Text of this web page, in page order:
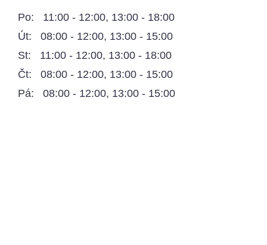
Po: 11:00 - 12:00, 13:00 - 18:00
Út: 08:00 - 12:00, 13:00 - 15:00
St: 11:00 - 12:00, 13:00 - 18:00
Čt: 08:00 - 12:00, 13:00 - 15:00
Pá: 08:00 - 12:00, 13:00 - 15:00